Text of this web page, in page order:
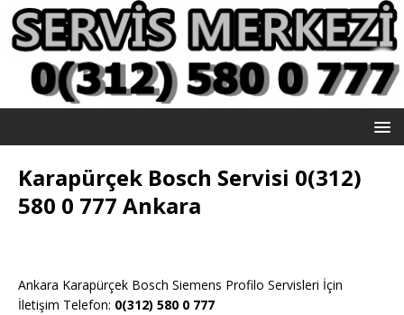
Karapürçek Bosch Servisi 0(312)
580 0 777 Ankara
Ankara Karapürçek Bosch Siemens Profilo Servisleri İçin
İletişim Telefon: 0(312) 580 0 777